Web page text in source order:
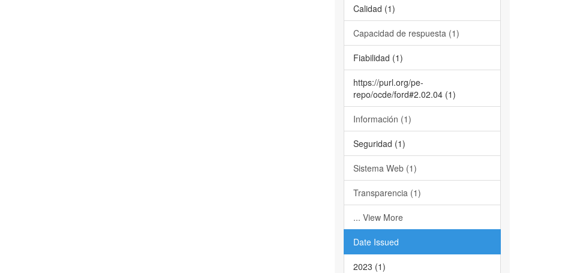
Calidad (1)
Capacidad de respuesta (1)
Fiabilidad (1)
https://purl.org/pe-
repo/ocde/ford#2.02.04 (1)
Información (1)
Seguridad (1)
Sistema Web (1)
Transparencia (1)
... View More
Date Issued
2023 (1)